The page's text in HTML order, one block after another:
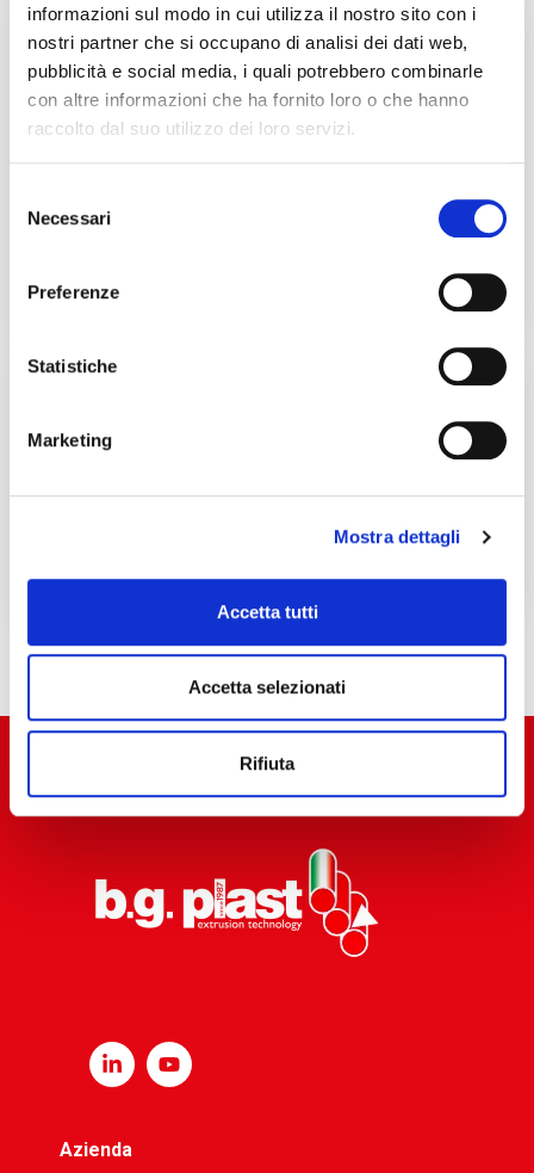
informazioni sul modo in cui utilizza il nostro sito con i
nostri partner che si occupano di analisi dei dati web,
pubblicità e social media, i quali potrebbero combinarle
con altre informazioni che ha fornito loro o che hanno
raccolto dal suo utilizzo dei loro servizi.
delNecessari
Preferenze
Statistiche
Marketing
Mostra dettagli
Accetta tutti
Accetta selezionati
Rifiuta
18/10/2028
K 2028
Azienda